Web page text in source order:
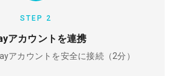
STEP 2
アカウントを連携
アカウントを安全に接続（2分）